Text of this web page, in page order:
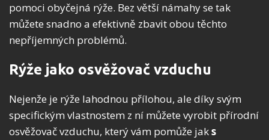
pomoci obyčejná rýže. Bez větší námahy se tak
můžete snadno a efektivně zbavit obou těchto
nepříjemných problémů.
Rýže jako osvěžovač vzduchu
Nejenže je rýže lahodnou přílohou, ale díky svým
specifickým vlastnostem z ní můžete vyrobit přírodní
osvěžovač vzduchu, který vám pomůže jaks